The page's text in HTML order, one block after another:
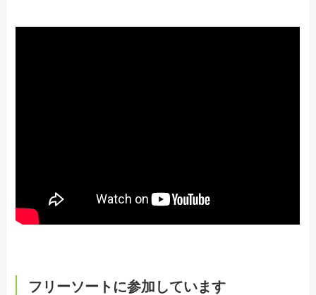
フリーソートに参加しています